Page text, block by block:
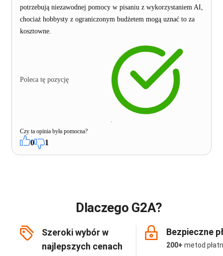
potrzebują niezawodnej pomocy w pisaniu z wykorzystaniem AI,
chociaż hobbysty z ograniczonym budżetem mogą uznać to za
kosztowne.
Poleca tę pozycję
Czy ta opinia była pomocna?
0 1
Dlaczego G2A?
Szeroki wybór w
najlepszych cenach
Bezpieczne
200+ metod